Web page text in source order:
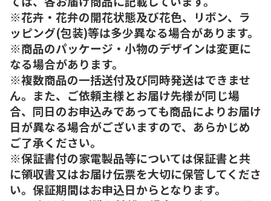
※花卉・花弁の開花状態及び花色、リボン、ラ
ッピング(包装)等は多少異なる場合があります。
※商品のパッケージ・小物のデザインは変更に
なる場合があります。
※複数商品の一括送付及び同時発送はできませ
ん。また、ご依頼主様とお届け先様が同じ場
合、同日のお申込みであっても商品によりお届け
日が異なる場合がございますので、あらかじめ
ご了承ください。
※保証書付の家電製品等については保証書と共
に領収書又はお届け伝票を大切に保管してくださ
い。保証期間はお申込日からとなります。